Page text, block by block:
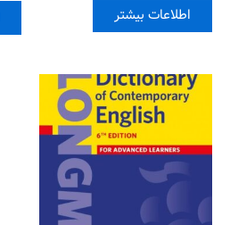
اطلاعات بیشتر